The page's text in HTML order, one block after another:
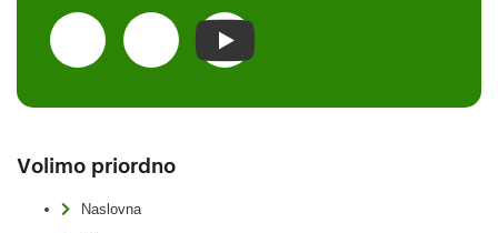
Volimo priordno
Naslovna